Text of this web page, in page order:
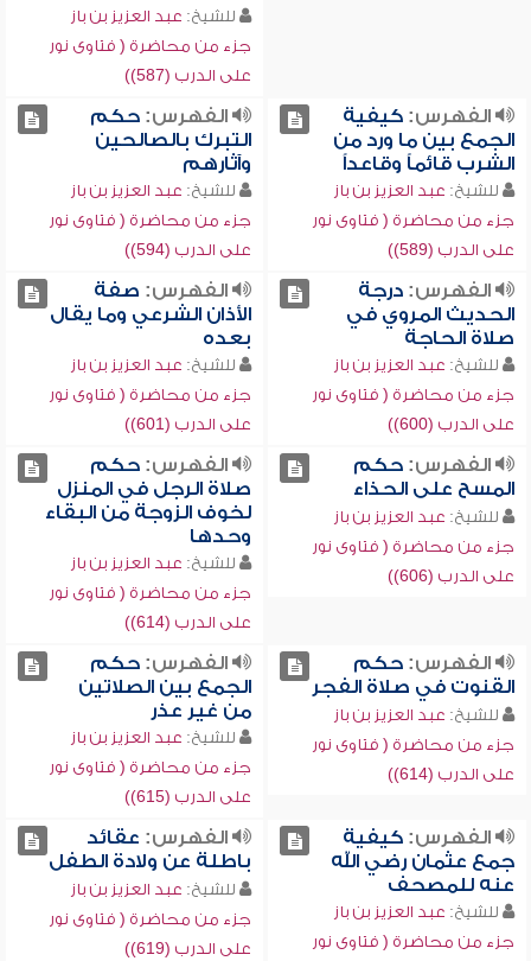
للشيخ: عبد العزيز بن باز
جزء من محاضرة ( فتاوى نور
على الدرب (587))
الفهرس:كيفية
الجمع بين ما ورد من
الشرب قائماً وقاعداً
للشيخ: عبد العزيز بن باز
جزء من محاضرة ( فتاوى نور
على الدرب (589))
الفهرس:حكم
التبرك بالصالحين
وآثارهم
للشيخ: عبد العزيز بن باز
جزء من محاضرة ( فتاوى نور
على الدرب (594))
الفهرس:درجة
الحديث المروي في
صلاة الحاجة
للشيخ: عبد العزيز بن باز
جزء من محاضرة ( فتاوى نور
على الدرب (600))
الفهرس: صفة
الأذان الشرعي وما يقال
بعده
للشيخ: عبد العزيز بن باز
جزء من محاضرة ( فتاوى نور
على الدرب (601))
الفهرس:حكم
المسح على الحذاء
للشيخ: عبد العزيز بن باز
جزء من محاضرة ( فتاوى نور
على الدرب (606))
الفهرس:حكم
صلاة الرجل في المنزل
لخوف الزوجة من البقاء
وحدها
للشيخ: عبد العزيز بن باز
جزء من محاضرة ( فتاوى نور
على الدرب (614))
الفهرس:حكم
القنوت في صلاة الفجر
للشيخ: عبد العزيز بن باز
جزء من محاضرة ( فتاوى نور
على الدرب (614))
الفهرس:حكم
الجمع بين الصلاتين
من غير عذر
للشيخ: عبد العزيز بن باز
جزء من محاضرة ( فتاوى نور
على الدرب (615))
الفهرس:كيفية
جمع عثمان رضي الله
عنه للمصحف
للشيخ: عبد العزيز بن باز
جزء من محاضرة ( فتاوى نور
الفهرس: عقائد
باطلة عن ولادة الطفل
للشيخ: عبد العزيز بن باز
جزء من محاضرة ( فتاوى نور
على الدرب (619))